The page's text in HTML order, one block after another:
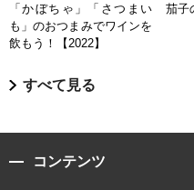
「かぼちゃ」「さつまい
も」のおつまみでワインを
飲もう！【2022】
茄子
すべて見る
コンテンツ